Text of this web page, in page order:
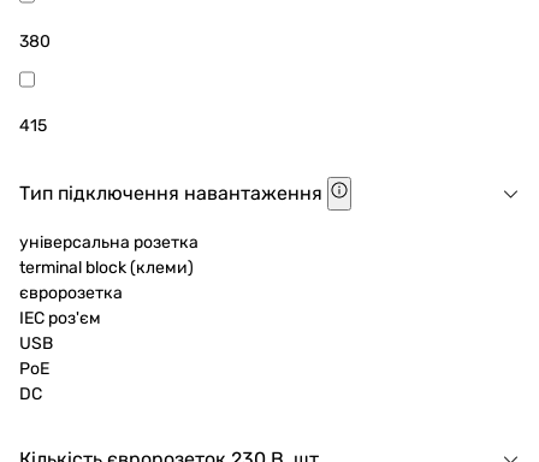
380
415
Тип підключення навантаження
універсальна розетка
terminal block (клеми)
євророзетка
IEC роз'єм
USB
PoE
DC